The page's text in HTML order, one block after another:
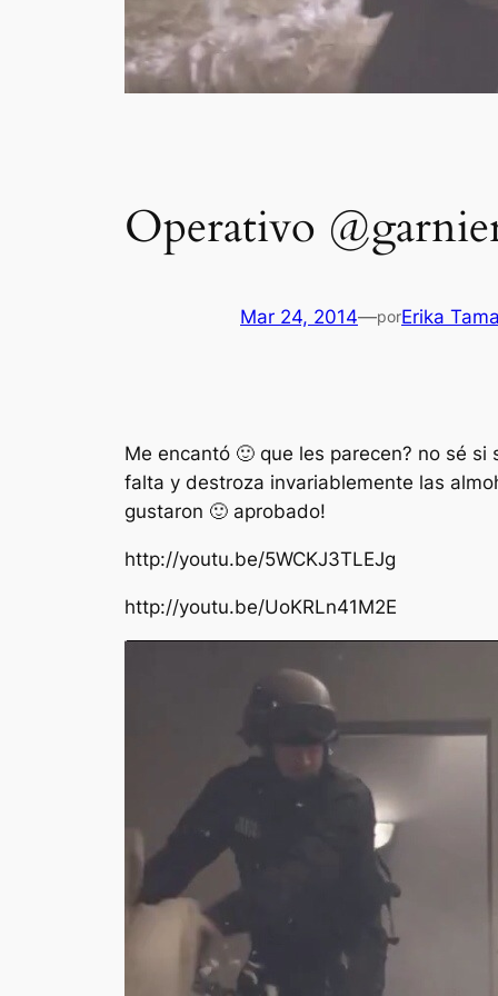
Operativo
Mar 24, 2014—porErika
Me encantó 🙂 que les parecen? no sé
falta y destroza invariablemente las
gustaron 🙂 aprobado!
http://youtu.be/5WCKJ3TLEJg
http://youtu.be/UoKRLn41M2E